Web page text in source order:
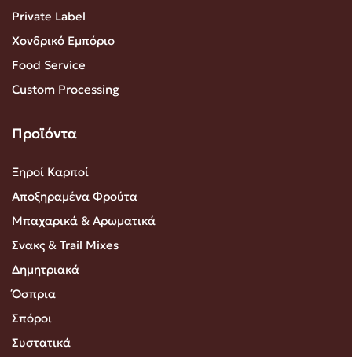
Private Label
Χονδρικό Εμπόριο
Food Service
Custom Processing
Προϊόντα
Ξηροί Καρποί
Αποξηραμένα Φρούτα
Μπαχαρικά & Αρωματικά
Σνακς & Trail Mixes
Δημητριακά
Όσπρια
Σπόροι
Συστατικά